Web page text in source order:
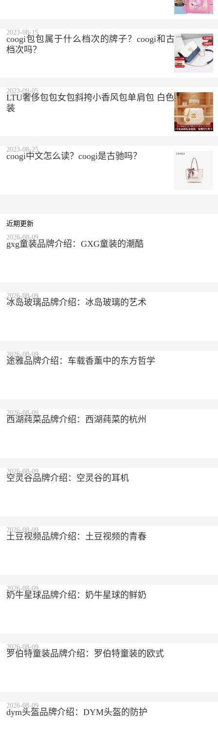
coogi包包属于什么档次的牌子？coogi和古驰是一个
档次吗？
2023-08-15
LTU奢侈包包女包斜挎小香风包单肩包 白色 精美礼盒
装
2023-09-05
coogi中文怎么读？coogi是古驰吗？
2023-08-25
近期更新
gxg童装品牌介绍：GXG童装的潮酷
2026-08-09
冰岛玻璃品牌介绍：冰岛玻璃的艺术
2026-08-09
途雅品牌介绍：车载香薰中的东方哲学
2026-08-09
西湖莼菜品牌介绍：西湖莼菜的杭州
2026-08-09
空灵谷品牌介绍：空灵谷的耳机
2026-08-09
土豆视频品牌介绍：土豆视频的青春
2026-08-09
奶牛星球品牌介绍：奶牛星球的鲜奶
2026-08-09
罗伯特童装品牌介绍：罗伯特童装的欧式
2026-08-09
dym头盔品牌介绍：DYM头盔的防护
2026-08-09